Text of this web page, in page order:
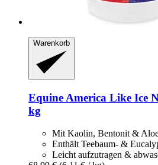
Warenkorb
Equine America Like Ice
kg
Mit Kaolin, Bentonit &
Enthält Teebaum- &
Leicht aufzutragen &